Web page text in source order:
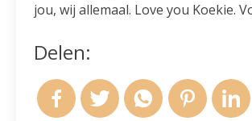
jou, wij allemaal. Love you Koekie.
Delen: